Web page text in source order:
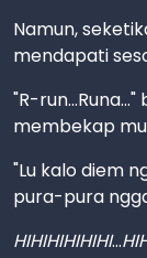
Namun,
mendapati
"R-
membekap
"Lu kalo diem
pura-pura
HIHIHIHIHIHI...